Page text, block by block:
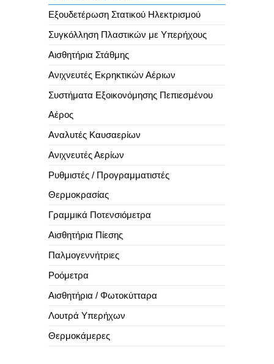
Εξουδετέρωση Στατικού Ηλεκτρισμού
Συγκόλληση Πλαστικών με Υπερήχους
Αισθητήρια Στάθμης
Ανιχνευτές Εκρηκτικών Αέριων
Συστήματα Εξοικονόμησης Πεπιεσμένου
Αέρος
Αναλυτές Καυσαερίων
Ανιχνευτές Αερίων
Ρυθμιστές / Προγραμματιστές
Θερμοκρασίας
Γραμμικά Ποτενσιόμετρα
Αισθητήρια Πίεσης
Παλμογεννήτριες
Ροόμετρα
Αισθητήρια / Φωτοκύτταρα
Λουτρά Υπερήχων
Θερμοκάμερες